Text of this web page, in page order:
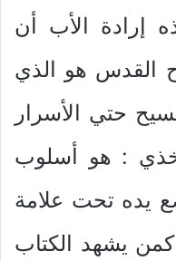
إرادة الأب أن
القدس هو الذي
حتي الأسرار
: هو أسلوب
يده تحت علامة
كمن يشهد الكتاب